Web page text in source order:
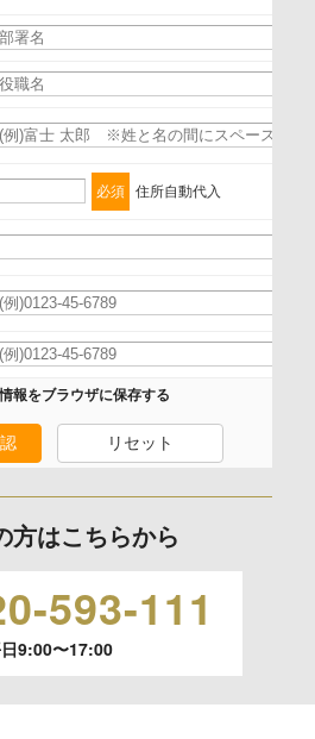
たは手法
方法
を共同で開催する企業/団体
る契約
、個人情報取扱に関する覚書の締結
および問合わせ窓口について
者への提供の停止（「開示等」とい
お問い合わせ先窓口へご連絡願いま
必須 住所自動代入
報をブラウザに保存する
リセット
方はこちらから
593-111
9:00〜17:00